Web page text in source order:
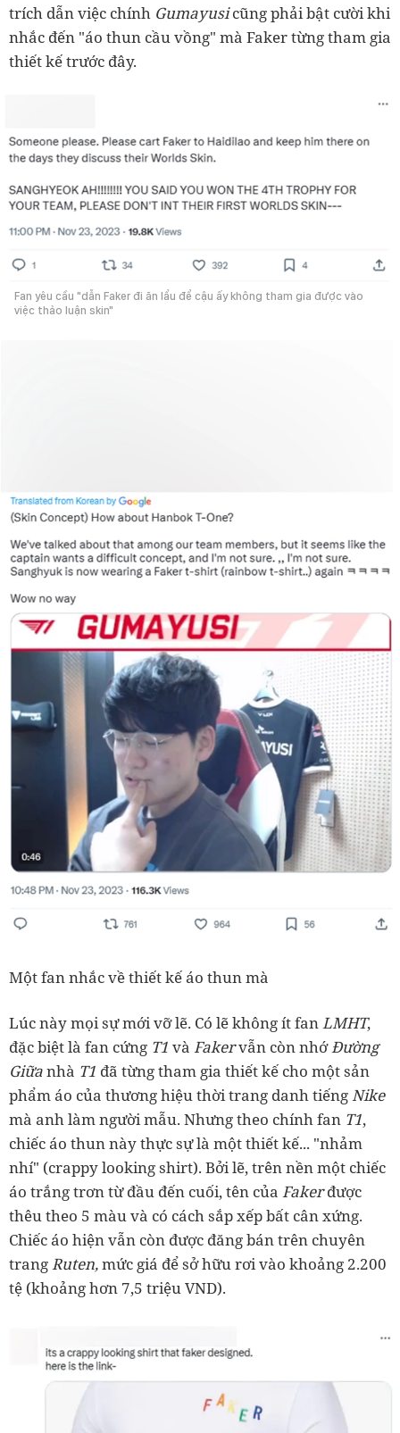
trích dẫn việc chính Gumayusicũng phải bật cười khi
nhắc đến "áo thun cầu vồng" mà Faker từng tham gia
thiết kế trước đây.
Fan yêu cầu "dẫn Faker đi ăn lẩu để cậu ấy không tham gia được vào
việc thảo luận skin"
Một fan nhắc về thiết kế áo thun mà
Lúc này mọi sự mới vỡ lẽ. Có lẽ không ít fanLMHT,
đặc biệt là fan cứng T1 và Fakervẫn còn nhớĐường
Giữanhà T1 đã từng tham gia thiết kế cho một sản
phẩm áo của thương hiệu thời trang danh tiếngNike
mà anh làm người mẫu. Nhưng theo chính fan T1,
chiếc áo thun này thực sự là một thiết kế... "nhảm
nhí" (crappy looking shirt). Bởi lẽ, trên nền một chiếc
áo trắng trơn từ đầu đến cuối, tên của Fakerđược
thêu theo 5 màu và có cách sắp xếp bất cân xứng.
Chiếc áo hiện vẫn còn được đăng bán trên chuyên
trangRuten,mức giá để sở hữu rơi vào khoảng 2.200
tệ (khoảng hơn 7,5 triệu VND).